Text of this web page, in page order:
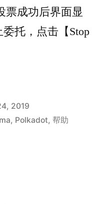
票成功后界面显
托，点击【Stop
2019
, Polkadot, 帮助